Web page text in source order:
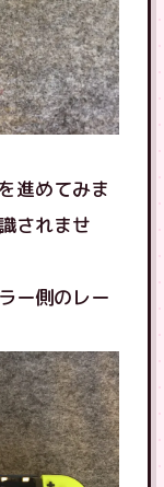
進めてみま
されませ
ー側のレー